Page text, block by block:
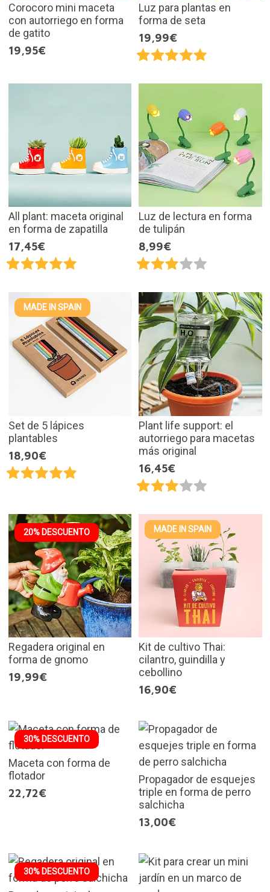
Corocoro mini maceta
con autorriego en forma
de gatito
19,95€
Luz para plantas en
forma de seta
19,99€
All plant: maceta original
en forma de zapatilla
17,45€
Luz de lectura en forma
de tulipán
8,99€
MADE IN SPAIN
Set de 5 lápices
plantables
18,90€
Plant life support: el
autorriego para macetas
más original
16,45€
20% DESCUENTO
Regadera original en
forma de gnomo
19,99€
MADE IN SPAIN
Kit de cultivo Thai:
cilantro, guindilla y
cebollino
16,90€
30% DESCUENTO
Maceta con forma de
flotador
22,72€
Propagador de esquejes
triple en forma de perro
salchicha
13,00€
30% DESCUENTO